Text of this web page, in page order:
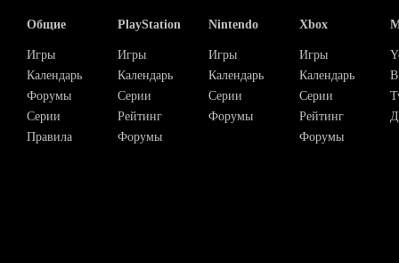
Общие
Игры
Календарь
Форумы
Серии
Правила
PlayStation
Игры
Календарь
Серии
Рейтинг
Форумы
Nintendo
Игры
Календарь
Серии
Форумы
Xbox
Игры
Календарь
Серии
Рейтинг
Форумы